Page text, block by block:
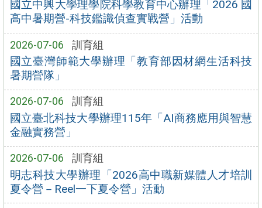
國立中興大學理學院科學教育中心辦理「2026 國
高中暑期營-科技鑑識偵查實戰營」活動
2026-07-06 訓育組
國立臺灣師範大學辦理「教育部因材網生活科技
暑期營隊」
2026-07-06 訓育組
國立臺北科技大學辦理115年「AI商務應用與智慧
金融實務營」
2026-07-06 訓育組
明志科技大學辦理「2026高中職新媒體人才培訓
夏令營－Reel一下夏令營」活動